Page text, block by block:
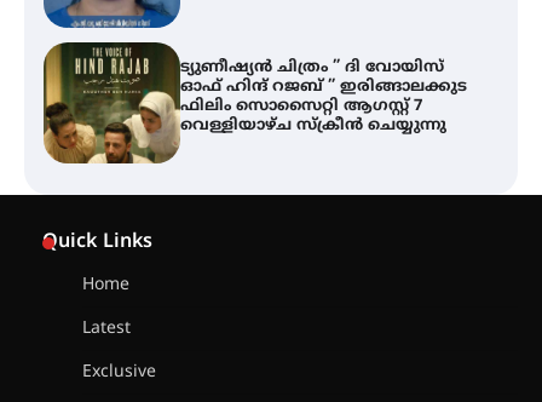
ട്യുണീഷ്യൻ ചിത്രം ” ദി വോയിസ്
ഓഫ് ഹിന്ദ് റജബ് ” ഇരിങ്ങാലക്കുട
ഫിലിം സൊസൈറ്റി ആഗസ്റ്റ് 7
വെള്ളിയാഴ്ച സ്‌ക്രീൻ ചെയ്യുന്നു
Quick Links
Home
Latest
Exclusive